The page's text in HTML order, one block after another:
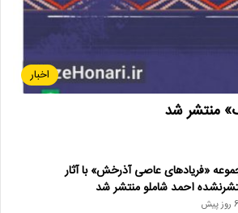
اخبار
منتشر شد
«فریادهای عاصی آذرخش» با آثار
احمد شاملو منتشر شد
6 روز پیش